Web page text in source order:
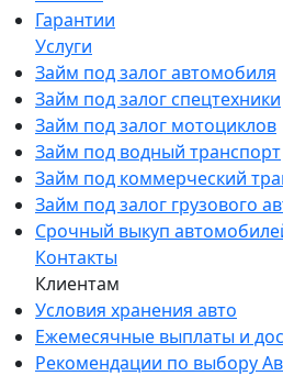
Гарантии
Услуги
Займ под залог автомобиля
Займ под залог спецтехники
Займ под залог мотоциклов
Займ под водный транспорт
Займ под коммерческий
Займ под залог грузового
Срочный выкуп
Контакты
Клиентам
Условия хранения авто
Ежемесячные выплаты и
Рекомендации по выбору